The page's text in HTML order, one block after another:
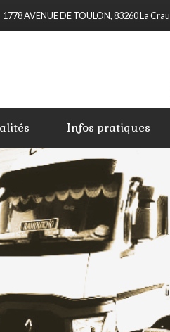
1778 AVENUE DE TOULON, 83260 La Crau
Infos pratiques